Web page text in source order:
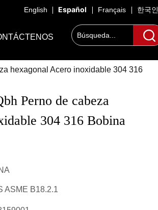
English Español Français 한국인
hexagonal Acero inoxidable 304 316
Perno de cabeza
304 316 Bobina